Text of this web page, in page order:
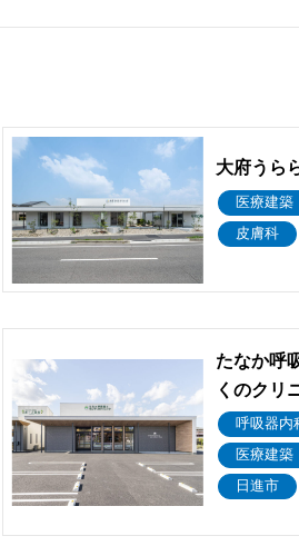
大府うら
医療建築
皮膚科
たなか呼
くのクリ
呼吸器内
医療建築
日進市